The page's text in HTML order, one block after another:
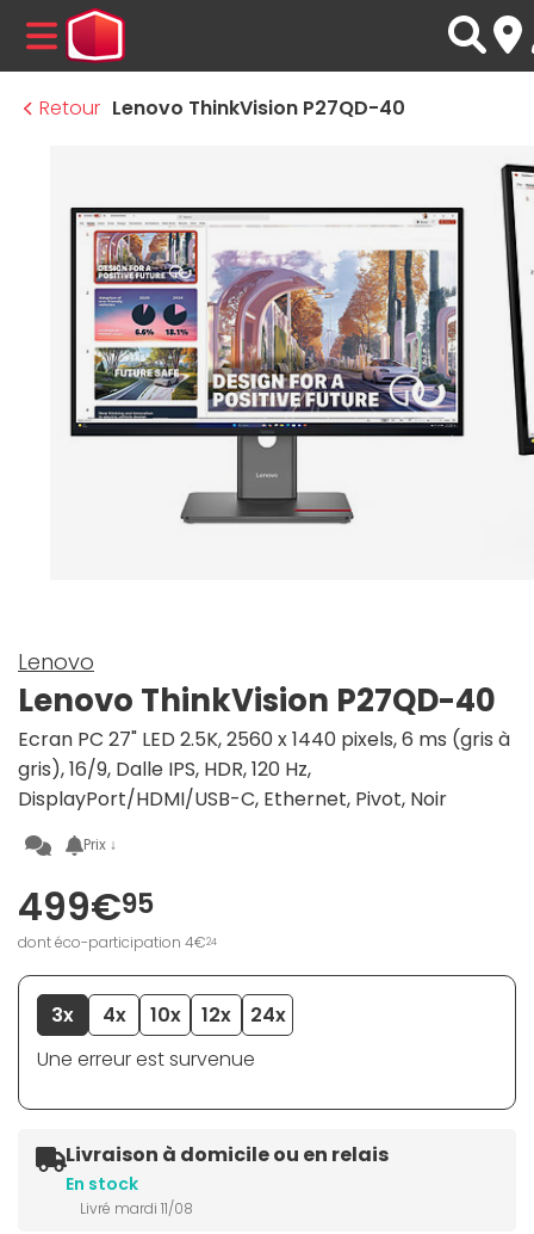
MENU
Retour Lenovo ThinkVision P27QD-40
Lenovo
Lenovo ThinkVision P27QD-40
Ecran PC 27" LED 2.5K, 2560 x 1440 pixels, 6 ms (gris à
gris), 16/9, Dalle IPS, HDR, 120 Hz,
DisplayPort/HDMI/USB-C, Ethernet, Pivot, Noir
Prix ↓
499€95
dont éco-participation 4€24
3x 4x 10x 12x
24x
Une erreur est survenue
Livraison à domicile ou en relais
En stock
Livré mardi 11/08